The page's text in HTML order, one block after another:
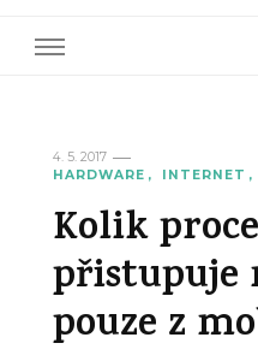
4. 5. 2017
HARDWARE
INTERNET
Kolik
pouze z